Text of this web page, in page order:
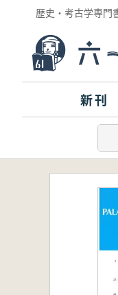
歴史・考古学専門
新刊